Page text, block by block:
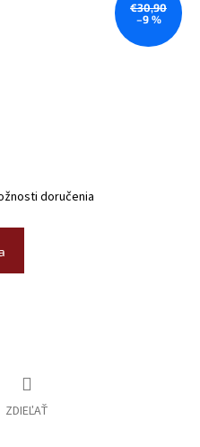
€30,90
–9 %
doručenia
ZDIEĽAŤ